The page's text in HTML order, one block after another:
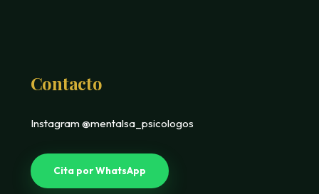
Contacto
Instagram @mentalsa_psicologos
Cita por WhatsApp